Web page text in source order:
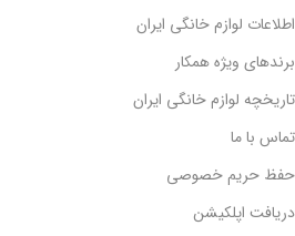
اطلاعات لوازم خانگی ایران
برندهای ویژه همکار
تاریخچه لوازم خانگی ایران
تماس با ما
حفظ حریم خصوصی
دریافت اپلکیشن